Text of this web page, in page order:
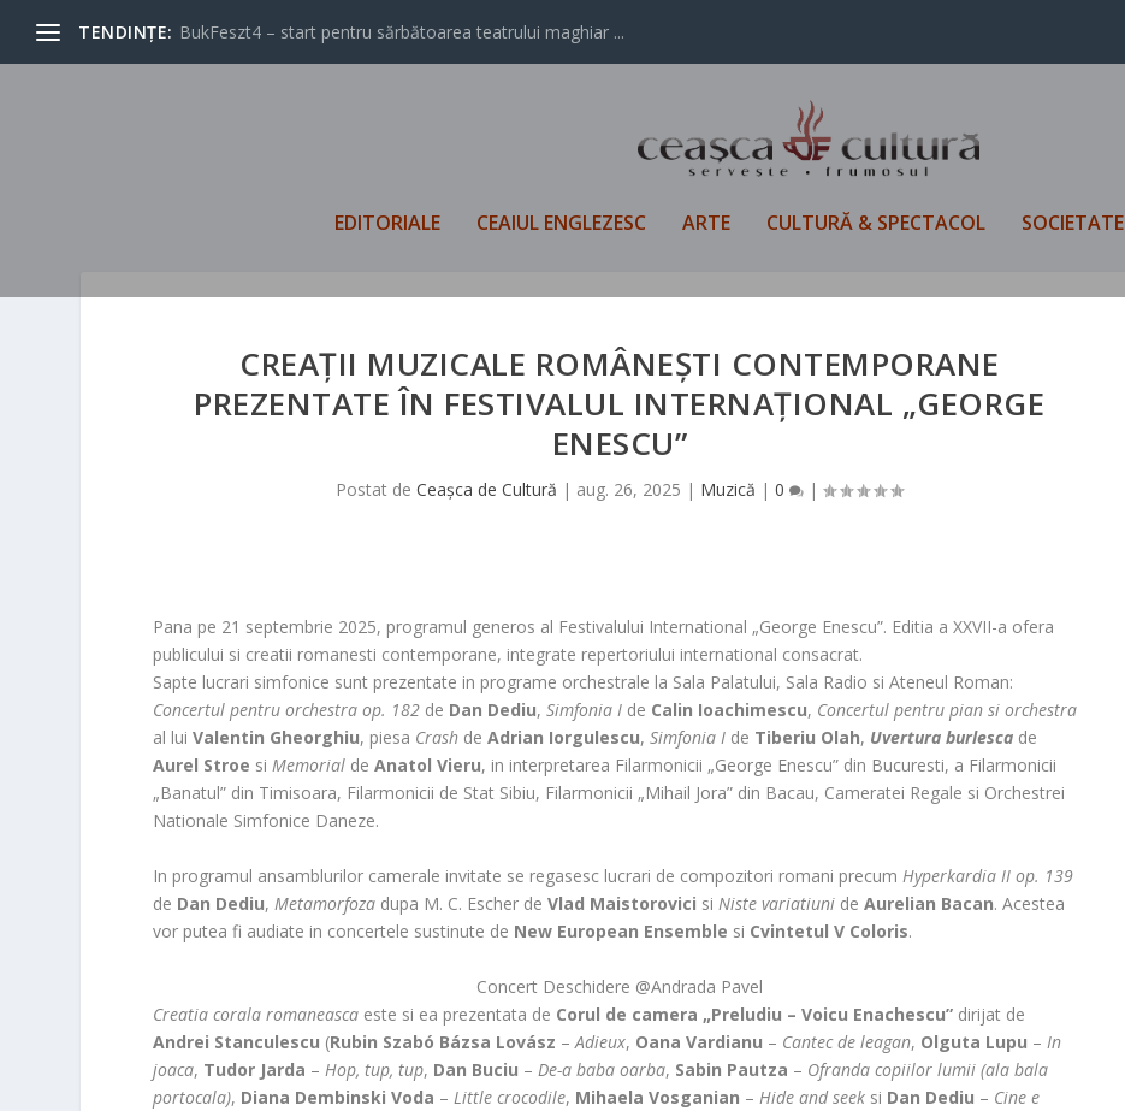
TENDINȚE: BukFeszt4 – start pentru sărbătoarea teatrului maghiar ...
EDITORIALE CEAIUL ENGLEZESC ARTE CULTURĂ & SPECTACOL SOCIETATE
CREAȚII MUZICALE ROMÂNEȘTI CONTEMPORANE
PREZENTATE ÎN FESTIVALUL INTERNAȚIONAL „GEORGE
ENESCU”
Postat deCeașca de Cultură | aug. 26, 2025 | Muzică |0 |
Pana pe 21 septembrie 2025, programul generos al Festivalului International „George Enescu”. Editia a XXVII-a ofera
publicului si creatii romanesti contemporane, integrate repertoriului international consacrat.
Sapte lucrari simfonice sunt prezentate in programe orchestrale la Sala Palatului, Sala Radio si Ateneul Roman:
Concertul pentru orchestra op. 182 de Dan Dediu,Simfonia I de Calin Ioachimescu, Concertul pentru pian si orchestra
al lui Valentin Gheorghiu, piesa Crash deAdrian Iorgulescu,Simfonia I de Tiberiu Olah, Uvertura burlesca de
Aurel Stroe siMemorial deAnatol Vieru, in interpretarea Filarmonicii „George Enescu” din Bucuresti, a Filarmonicii
„Banatul” din Timisoara, Filarmonicii de Stat Sibiu, Filarmonicii „Mihail Jora” din Bacau, Cameratei Regale si Orchestrei
Nationale Simfonice Daneze.
In programul ansamblurilor camerale invitate se regasesc lucrari de compozitori romani precum Hyperkardia II op. 139
de Dan Dediu, Metamorfoza dupa M. C. Escher deVlad Maistorovici si Niste variatiuni deAurelian Bacan. Acestea
vor putea fi audiate in concertele sustinute de New European Ensemble si Cvintetul V Coloris.
Concert Deschidere @Andrada Pavel
Creatia corala romaneasca este si ea prezentata de Corul de camera „Preludiu – Voicu Enachescu” dirijat de
Andrei Stanculescu (Rubin Szabó Bázsa Lovász –Adieux, Oana Vardianu – Cantec de leagan, Olguta Lupu – In
joaca, Tudor Jarda – Hop, tup, tup, Dan Buciu – De-a baba oarba, Sabin Pautza – Ofranda copiilor lumii (ala bala
portocala), Diana Dembinski Voda – Little crocodile, Mihaela Vosganian – Hide and seek si Dan Dediu – Cine e